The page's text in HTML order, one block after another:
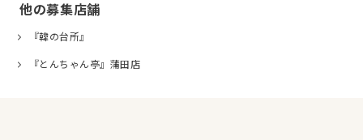
他の募集店舗
『韓の台所』
『とんちゃん亭』蒲田店